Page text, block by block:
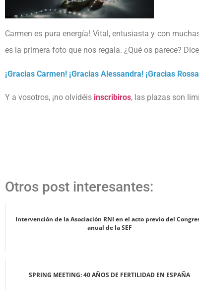
Carmen es pura energía! Vital, entusiasta y con
es la primera foto que nos regala. ¿Qué os parece?
¡Gracias Carmen! ¡Gracias Alessandra! ¡Gracias
Y a vosotros, ¡no olvidéis inscribiros, las plazas son
Otros post interesantes:
Intervención de la Asociación RNI en el acto previo del
anual de la SEF
SPRING MEETING: 40 AÑOS DE FERTILIDAD EN ESPAÑA